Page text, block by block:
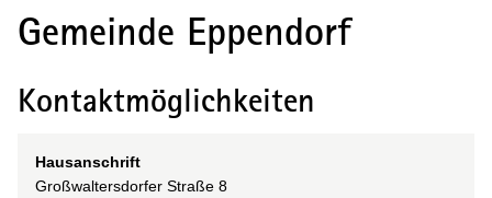
Gemeinde Eppendorf
Kontaktmöglichkeiten
Hausanschrift
Großwaltersdorfer Straße 8